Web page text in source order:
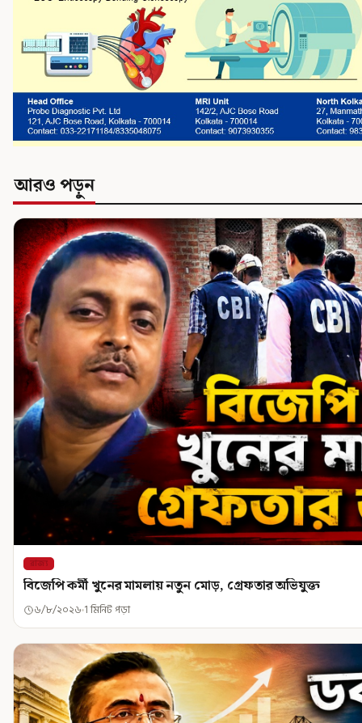
আরও পড়ুন
রাজ্য
বিজেপি কর্মী খুনের মামলায় নতুন মোড়, গ্রেফতার অভিযুক্ত
৬/৮/২০২৬ 1 মিনিট পড়া